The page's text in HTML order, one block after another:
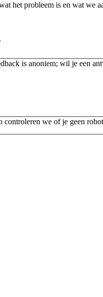
het probleem is en wat we
is anoniem; wil je een
controleren we of je geen